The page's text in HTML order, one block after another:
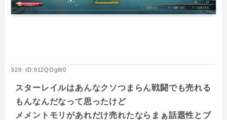
529: ID:912QOg8/0
スターレイルはあんなクソつまらん戦闘でも売れる
もんなんだなって思ったけど
メメントモリがあれだけ売れたならまぁ話題性とブ